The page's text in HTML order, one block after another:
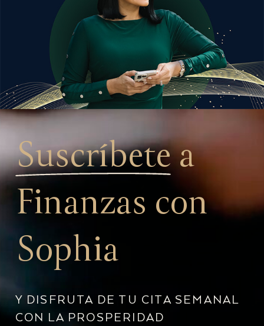
Suscríbetea
Finanzas con
Sophia
Y DISFRUTA DE TU CITA SEMANAL
CON LA PROSPERIDAD